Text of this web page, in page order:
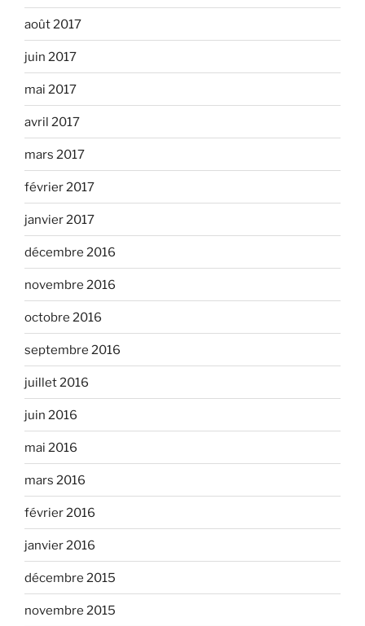
août 2017
juin 2017
mai 2017
avril 2017
mars 2017
février 2017
janvier 2017
décembre 2016
novembre 2016
octobre 2016
septembre 2016
juillet 2016
juin 2016
mai 2016
mars 2016
février 2016
janvier 2016
décembre 2015
novembre 2015